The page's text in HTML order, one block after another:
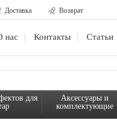
Доставка Возврат
нас Контакты Статьи
для
Аксессуары и
комплектующие